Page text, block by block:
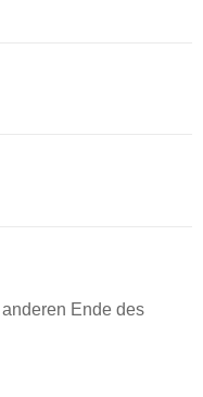
Ende des